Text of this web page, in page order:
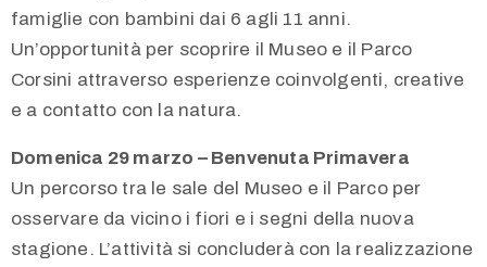
famiglie con bambini dai 6 agli 11 anni.
Un’opportunità per scoprire il Museo e il Parco
Corsini attraverso esperienze coinvolgenti, creative
e a contatto con la natura.
Domenica 29 marzo – Benvenuta Primavera
Un percorso tra le sale del Museo e il Parco per
osservare da vicino i fiori e i segni della nuova
stagione. L’attività si concluderà con la realizzazione